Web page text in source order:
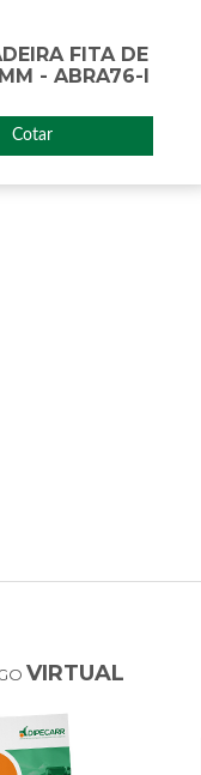
FITA DE
- ABRA76-I
Cotar
VIRTUAL